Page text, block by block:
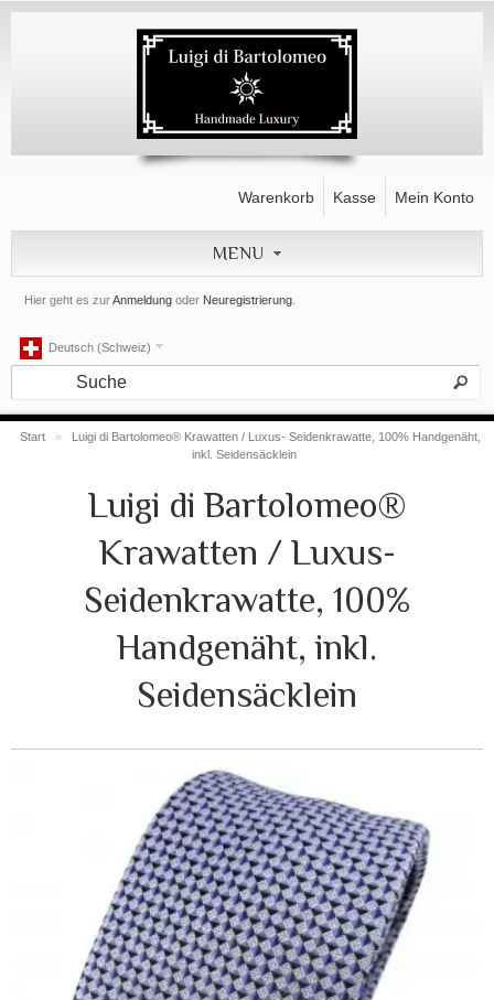
Hier geht es zurAnmeldung oder Neuregistrierung
Warenkorb Kasse Mein Konto
MENU
Deutsch (Schweiz)
Start »
Luigi di Bartolomeo® Krawatten / Luxus- Seidenkrawatte, 100% Handgenäht,
inkl. Seidensäcklein
Luigi di Bartolomeo®
Krawatten / Luxus-
Seidenkrawatte, 100%
Handgenäht, inkl.
Seidensäcklein